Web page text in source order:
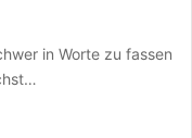
in Worte zu fassen